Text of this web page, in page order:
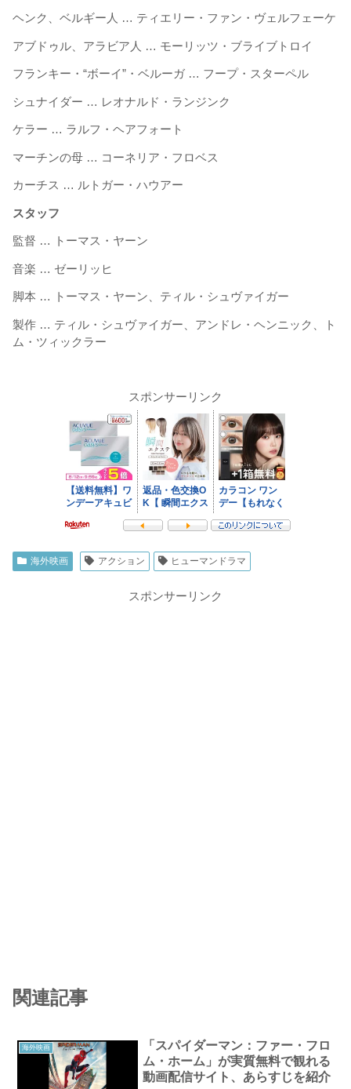
ヘンク、ベルギー人 … ティエリー・ファン・ヴェルフェーケ
アブドゥル、アラビア人 … モーリッツ・ブライブトロイ
フランキー・“ボーイ”・ベルーガ … フープ・スターペル
シュナイダー … レオナルド・ランジンク
ケラー … ラルフ・ヘアフォート
マーチンの母 … コーネリア・フロベス
カーチス … ルトガー・ハウアー
スタッフ
監督 … トーマス・ヤーン
音楽 … ゼーリッヒ
脚本 … トーマス・ヤーン、ティル・シュヴァイガー
製作 … ティル・シュヴァイガー、アンドレ・ヘンニック、ト
ム・ツィックラー
スポンサーリンク
海外映画 アクション ヒューマンドラマ
スポンサーリンク
関連記事
海外映画
「スパイダーマン：ファー・フロ
ム・ホーム」が実質無料で観れる
動画配信サイト、あらすじを紹介